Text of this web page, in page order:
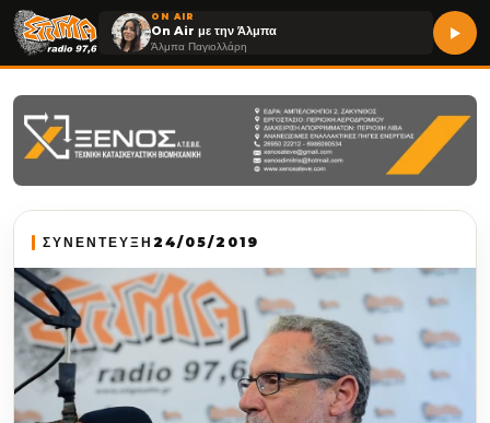
ON AIR
On Air με την Άλμπα
Άλμπα Παγιολλάρη
ΣΥΝΕΝΤΕΥΞΗ 24/05/2019